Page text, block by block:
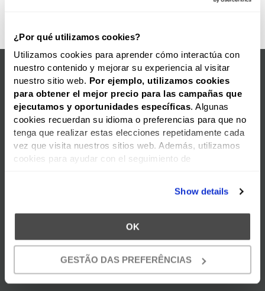
¿Por qué utilizamos cookies?
Utilizamos cookies para aprender cómo interactúa con
nuestro contenido y mejorar su experiencia al visitar
nuestro sitio web. Por ejemplo, utilizamos cookies
para obtener el mejor precio para las campañas que
ejecutamos y oportunidades específicas. Algunas
cookies recuerdan su idioma o preferencias para que no
tenga que realizar estas elecciones repetidamente cada
vez que visita nuestros sitios web. Además, utilizamos
cookies para ayudar con el seguimiento de
sitio(s) web. Podemos utilizar lo que aprendemos sobre
publicar anuncios dirigidos en sitios web de terceros en
servicios y ofrecerle el mejor precio y servicio.
Show details
OK
GESTÃO DAS PREFERÊNCIAS
TAMBIÉN SUGERIMOS...
ADHESIVO MULTIUSOS SQUEEZE 300G (APLICACIÓN FÁCIL) |
5,66€ 3,74€